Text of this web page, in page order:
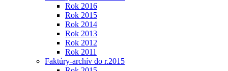
Rok 2016
Rok 2015
Rok 2014
Rok 2013
Rok 2012
Rok 2011
Faktúry-archív do r.2015